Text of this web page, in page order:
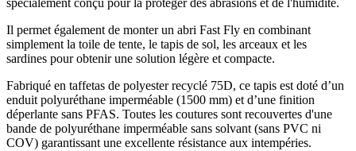
spécialement conçu pour la protéger des abrasions et de l'humidité.
Il permet également de monter un abri Fast Fly en combinant
simplement la toile de tente, le tapis de sol, les arceaux et les
sardines pour obtenir une solution légère et compacte.
Fabriqué en taffetas de polyester recyclé 75D, ce tapis est doté d’un
enduit polyuréthane imperméable (1500 mm) et d’une finition
déperlante sans PFAS. Toutes les coutures sont recouvertes d'une
bande de polyuréthane imperméable sans solvant (sans PVC ni
COV) garantissant une excellente résistance aux intempéries.